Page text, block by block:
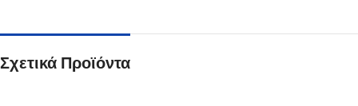
Σχετικά Προϊόντα